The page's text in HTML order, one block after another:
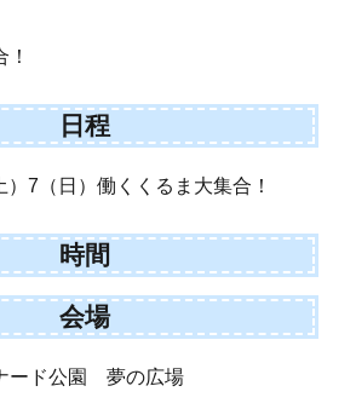
日程
7（日）働くくるま大集合！
時間
会場
ード公園 夢の広場